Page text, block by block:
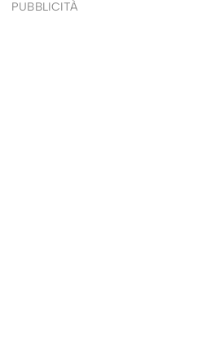
PUBBLICITÀ